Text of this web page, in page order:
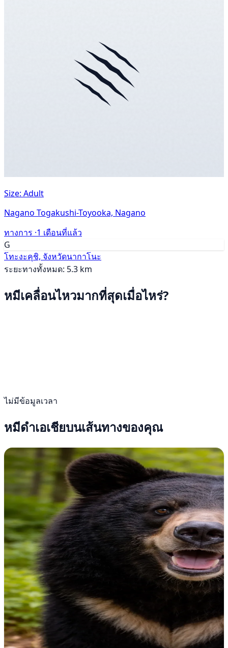
Size: Adult
Nagano Togakushi-Toyooka, Nagano
ทางการ ·1 เดือนที่แล้ว
G
โทะงะคุชิ, จังหวัดนากาโนะ
ระยะทางทั้งหมด: 5.3 km
หมีเคลื่อนไหวมากที่สุดเมื่อไหร่?
ไม่มีข้อมูลเวลา
หมีดำเอเชียบนเส้นทางของคุณ